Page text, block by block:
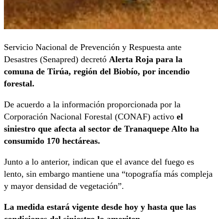
Servicio Nacional de Prevención y Respuesta ante
Desastres (Senapred) decretó Alerta Roja para la
comuna de Tirúa, región del Biobío, por incendio
forestal.
De acuerdo a la información proporcionada por la
Corporación Nacional Forestal (CONAF) activo el
siniestro que afecta al sector de Tranaquepe Alto ha
consumido 170 hectáreas.
Junto a lo anterior, indican que el avance del fuego es
lento, sin embargo mantiene una “topografía más compleja
y mayor densidad de vegetación”.
La medida estará vigente desde hoy y hasta que las